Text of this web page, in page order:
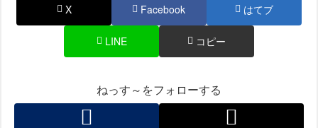
X Facebook はてブ
LINE コピー
ねっす～をフォローする